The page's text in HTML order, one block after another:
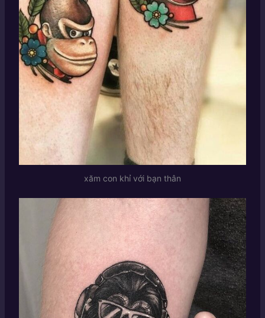
xăm con khỉ với bạn thân